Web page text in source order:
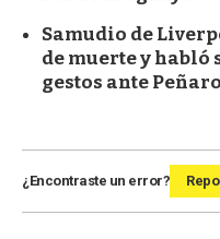
Samudio de
de muerte y habló
gestos ante
¿Encontraste un error?